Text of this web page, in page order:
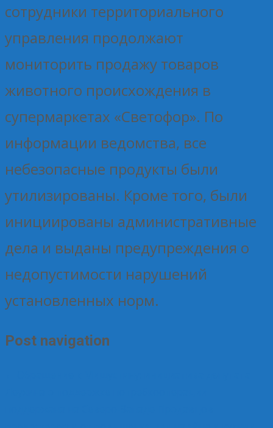
сотрудники территориального
управления продолжают
мониторить продажу товаров
животного происхождения в
супермаркетах «Светофор». По
информации ведомства, все
небезопасные продукты были
утилизированы. Кроме того, были
инициированы административные
дела и выданы предупреждения о
недопустимости нарушений
установленных норм.
Post navigation